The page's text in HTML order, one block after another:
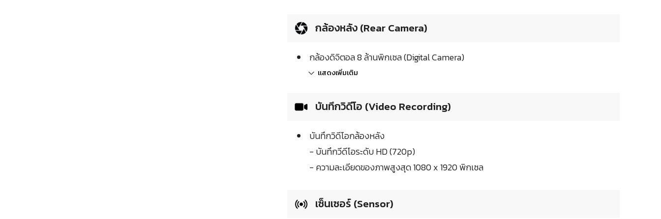
กล้องหลัง (Rear Camera)
กล้องดิจิตอล 8 ล้านพิกเซล (Digital Camera)
แสดงเพิ่มเติม
บันทึกวิดีโอ (Video Recording)
บันทึกวิดีโอกล้องหลัง
- บันทึกวีดีโอระดับ HD (720p)
- ความละเอียดของภาพสูงสุด 1080 x 1920 พิกเซล
เซ็นเซอร์ (Sensor)